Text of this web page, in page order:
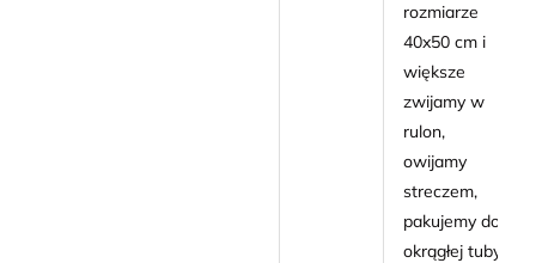
rozmiarze
40x50 cm i
większe
zwijamy w
rulon,
owijamy
streczem,
pakujemy do
okrągłej tuby